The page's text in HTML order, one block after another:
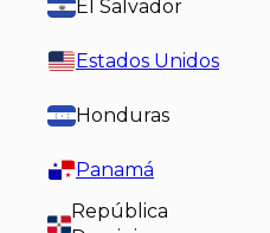
El Salvador
Estados Unidos
Honduras
Panamá
República